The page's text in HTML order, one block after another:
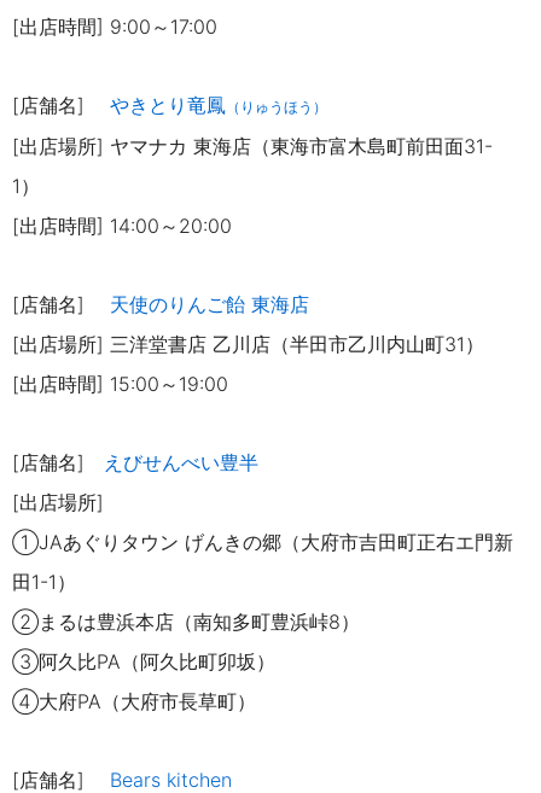
[出店時間] 9:00～17:00
[店舗名] やきとり竜鳳 （りゅうほう）
[出店場所] ヤマナカ 東海店（東海市富木島町前田面31-
1）
[出店時間] 14:00～20:00
[店舗名] 天使のり んご飴 東海店
[出店場所] 三洋堂書店 乙川店（半田市乙川内山町31）
[出店時間] 15:00～19:00
[店舗名]
えびせんべい豊半
[出店場所]
①JAあぐりタウン げんきの郷（大府市吉田町正右エ門新
田1-1）
②まるは豊浜本店（南知多町豊浜峠8）
③阿久比PA（阿久比町卯坂）
④大府PA（大府市長草町）
[店舗名] Bears kitchen